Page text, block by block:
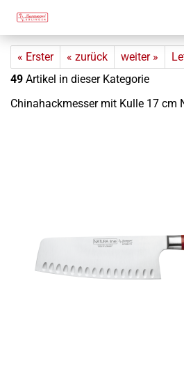
« Erster « zurück weiter »
49 Artikel in dieser Kategorie
Chi­na­hack­mes­ser mit Kulle 17 cm